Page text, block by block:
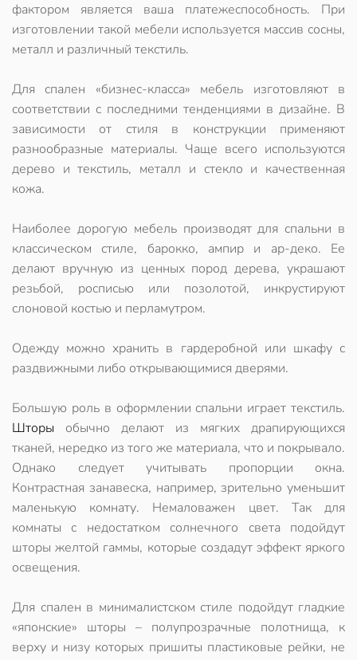
фактором является ваша платежеспособность. При
изготовлении такой мебели используется массив сосны,
металл и различный текстиль.
Для спален «бизнес-класса» мебель изготовляют в
соответствии с последними тенденциями в дизайне. В
зависимости от стиля в конструкции применяют
разнообразные материалы. Чаще всего используются
дерево и текстиль, металл и стекло и качественная
кожа.
Наиболее дорогую мебель производят для спальни в
классическом стиле, барокко, ампир и ар-деко. Ее
делают вручную из ценных пород дерева, украшают
резьбой, росписью или позолотой, инкрустируют
слоновой костью и перламутром.
Одежду можно хранить в гардеробной или шкафу с
раздвижными либо открывающимися дверями.
Большую роль в оформлении спальни играет текстиль.
Шторы обычно делают из мягких драпирующихся
тканей, нередко из того же материала, что и покрывало.
Однако следует учитывать пропорции окна.
Контрастная занавеска, например, зрительно уменьшит
маленькую комнату. Немаловажен цвет. Так для
комнаты с недостатком солнечного света подойдут
шторы желтой гаммы, которые создадут эффект яркого
освещения.
Для спален в минималистском стиле подойдут гладкие
«японские» шторы – полупрозрачные полотнища, к
верху и низу которых пришиты пластиковые рейки, не